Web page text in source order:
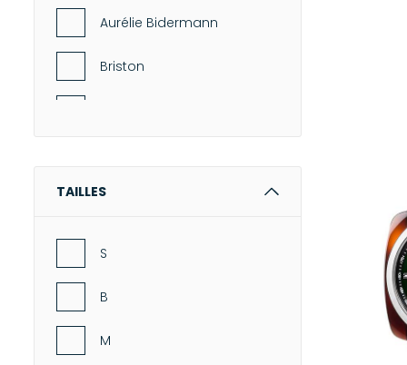
Aurélie Bidermann
Briston
Gas Bijoux
TAILLES
S
B
M